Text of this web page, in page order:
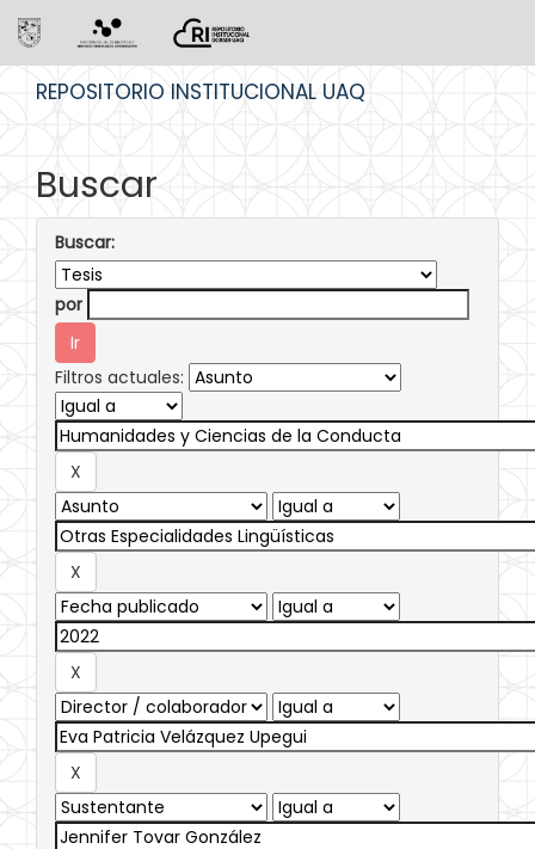
REPOSITORIO INSTITUCIONAL UAQ
Buscar
Buscar:
por
Filtros actuales: